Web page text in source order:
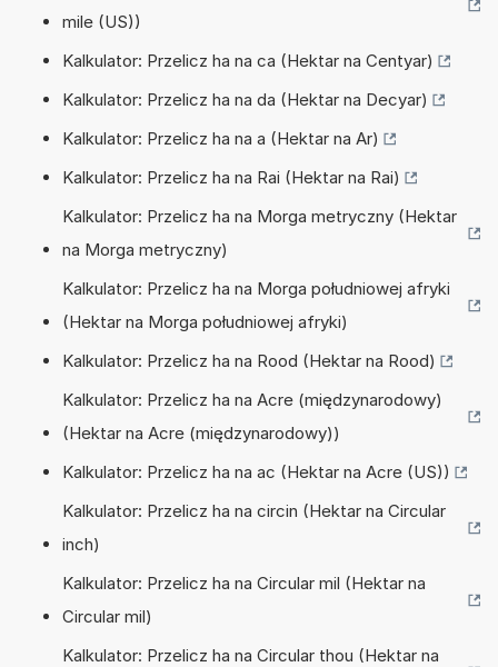
mile (US))
Kalkulator: Przelicz ha na ca (Hektar na Centyar)
Kalkulator: Przelicz ha na da (Hektar na Decyar)
Kalkulator: Przelicz ha na a (Hektar na Ar)
Kalkulator: Przelicz ha na Rai (Hektar na Rai)
Kalkulator: Przelicz ha na Morga metryczny (Hektar
na Morga metryczny)
Kalkulator: Przelicz ha na Morga południowej afryki
(Hektar na Morga południowej afryki)
Kalkulator: Przelicz ha na Rood (Hektar na Rood)
Kalkulator: Przelicz ha na Acre (międzynarodowy)
(Hektar na Acre (międzynarodowy))
Kalkulator: Przelicz ha na ac (Hektar na Acre (US))
Kalkulator: Przelicz ha na circin (Hektar na Circular
inch)
Kalkulator: Przelicz ha na Circular mil (Hektar na
Circular mil)
Kalkulator: Przelicz ha na Circular thou (Hektar na